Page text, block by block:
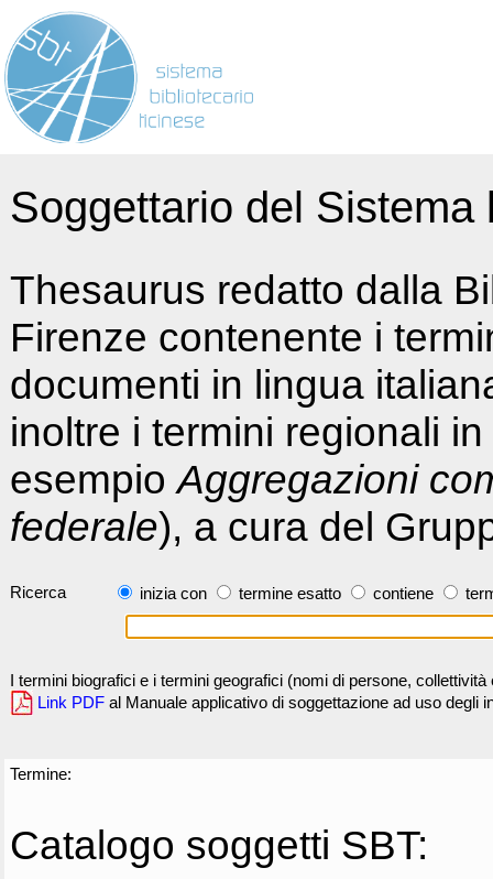
Soggettario del
Thesaurus redatto dalla
Firenze contenente i
documenti in lingua
inoltre i termini regionali
esempioAggregazioni
federale), a cura del
Ricerca inizia con termine esatto contiene
I termini biografici e i termini geografici (nomi di persone,
Link PDF al Manuale applicativo di soggettazione ad uso degli
Termine:
Catalogo soggetti SBT: